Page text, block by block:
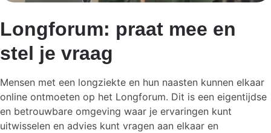
Longforum: praat mee en
stel je vraag
Mensen met een longziekte en hun naasten kunnen elkaar
online ontmoeten op het Longforum. Dit is een eigentijdse
en betrouwbare omgeving waar je ervaringen kunt
uitwisselen en advies kunt vragen aan elkaar en